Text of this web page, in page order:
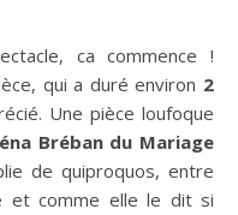
ca commence !
qui a duré environ 2
Une pièce loufoque
Bréban du Mariage
de quiproquos, entre
et comme elle le dit si